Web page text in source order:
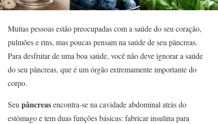
Muitas pessoas estão preocupadas com a saúde do seu coração,
pulmões e rins, mas poucas pensam na saúde de seu pâncreas.
Para desfrutar de uma boa saúde, você não deve ignorar a saúde
do seu pâncreas, que é um órgão extremamente importante do
corpo.
Seupâncreasencontra-se na cavidade abdominal atrás do
estômago e tem duas funções básicas: fabricar insulina para